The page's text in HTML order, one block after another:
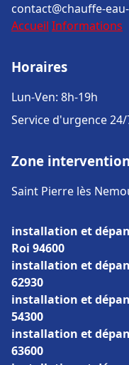
contact@chauffe-
Accueil Informations
Horaires
Lun-Ven: 8h-19h
Service d'urgence
Zone intervention
Saint Pierre lès
installation et
Roi 94600
installation et
62930
installation et
54300
installation et
63600